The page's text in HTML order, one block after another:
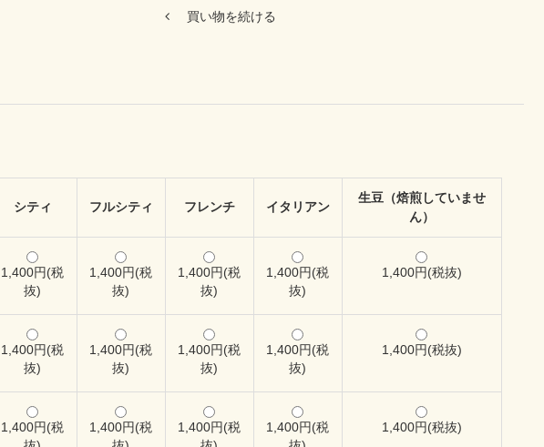
買い物を続ける
シティ フルシティ フレンチ イタリアン
生豆（焙煎していませ
ん）
1,400円(税
抜)
1,400円(税
抜)
1,400円(税
抜)
1,400円(税
抜)
1,400円(税抜)
1,400円(税
抜)
1,400円(税
抜)
1,400円(税
抜)
1,400円(税
抜)
1,400円(税抜)
1,400円(税
1,400円(税
1,400円(税
1,400円(税
1,400円(税抜)